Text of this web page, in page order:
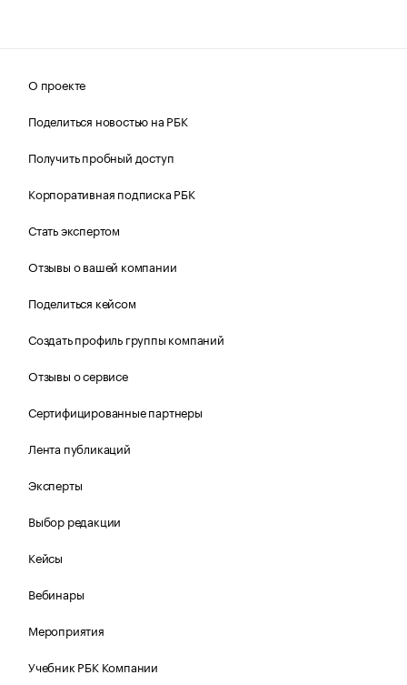
О проекте
Поделиться новостью на РБК
Получить пробный доступ
Корпоративная подписка РБК
Стать экспертом
Отзывы о вашей компании
Поделиться кейсом
Создать профиль группы компаний
Отзывы о сервисе
Сертифицированные партнеры
Лента публикаций
Эксперты
Выбор редакции
Кейсы
Вебинары
Мероприятия
Учебник РБК Компании